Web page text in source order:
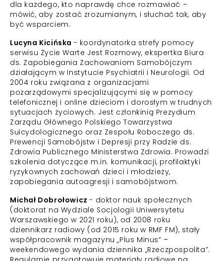
dla każdego, kto naprawdę chce rozmawiać –
mówić, aby zostać zrozumianym, i słuchać tak, aby
być wsparciem.
Lucyna Kicińska - koordynatorka strefy pomocy
serwisu Życie Warte Jest Rozmowy, ekspertka Biura
ds. Zapobiegania Zachowaniom Samobójczym
działającym w Instytucie Psychiatrii i Neurologii. Od
2004 roku związana z organizacjami
pozarządowymi specjalizującymi się w pomocy
telefonicznej i online dzieciom i dorosłym w trudnych
sytuacjach życiowych. Jest członkinią Prezydium
Zarządu Głównego Polskiego Towarzystwa
Suicydologicznego oraz Zespołu Roboczego ds.
Prewencji Samobójstw i Depresji przy Radzie ds.
Zdrowia Publicznego Ministerstwa Zdrowia. Prowadzi
szkolenia dotyczące m.in. komunikacji, profilaktyki
ryzykownych zachowań dzieci i młodzieży,
zapobiegania autoagresji i samobójstwom.
Michał Dobrołowicz- doktor nauk społecznych
(doktorat na Wydziale Socjologii Uniwersytetu
Warszawskiego w 2021 roku), od 2008 roku
dziennikarz radiowy (od 2015 roku w RMF FM), stały
współpracownik magazynu „Plus Minus” –
weekendowego wydania dziennika „Rzeczpospolita”.